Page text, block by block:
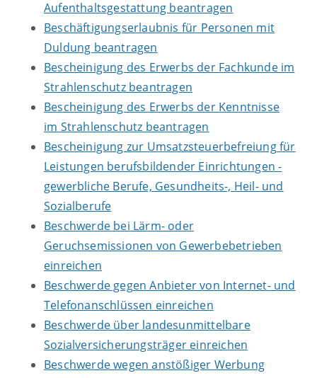
Aufenthaltsgestattung beantragen
Beschäftigungserlaubnis für Personen mit
Duldung beantragen
Bescheinigung des Erwerbs der Fachkunde im
Strahlenschutz beantragen
Bescheinigung des Erwerbs der Kenntnisse
im Strahlenschutz beantragen
Bescheinigung zur Umsatzsteuerbefreiung für
Leistungen berufsbildender Einrichtungen -
gewerbliche Berufe, Gesundheits-, Heil- und
Sozialberufe
Beschwerde bei Lärm- oder
Geruchsemissionen von Gewerbebetrieben
einreichen
Beschwerde gegen Anbieter von Internet- und
Telefonanschlüssen einreichen
Beschwerde über landesunmittelbare
Sozialversicherungsträger einreichen
Beschwerde wegen anstößiger Werbung